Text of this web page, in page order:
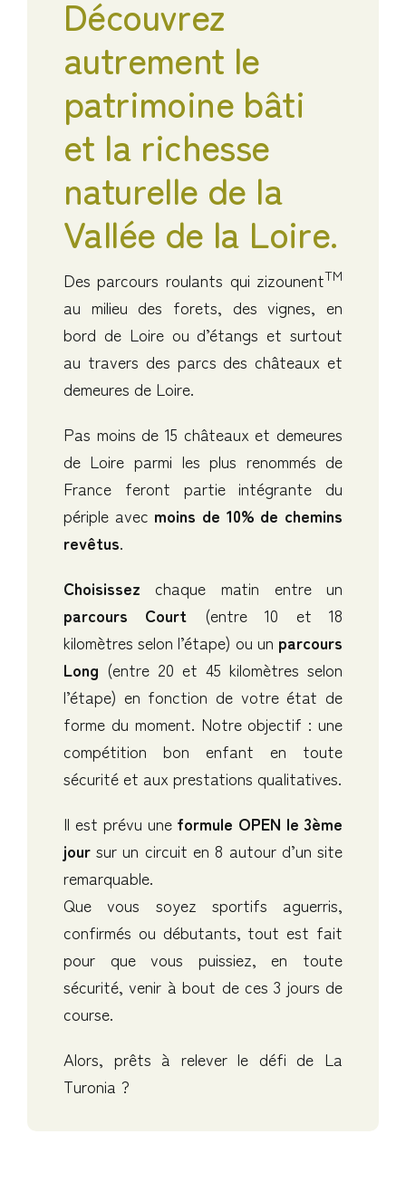
Découvrez
autrement le
patrimoine bâti
et la richesse
naturelle de la
Vallée de la Loire.
Des parcours roulants qui zizounentTM
au milieu des forets, des vignes, en
bord de Loire ou d’étangs et surtout
au travers des parcs des châteaux et
demeures de Loire.
Pas moins de 15 châteaux et demeures
de Loire parmi les plus renommés de
France feront partie intégrante du
périple avec moins de 10% de chemins
revêtus.
Choisissez chaque matin entre un
parcours Court (entre 10 et 18
kilomètres selon l’étape) ou un parcours
Long (entre 20 et 45 kilomètres selon
l’étape) en fonction de votre état de
forme du moment. Notre objectif : une
compétition bon enfant en toute
sécurité et aux prestations qualitatives.
Il est prévu une formule OPEN le 3ème
joursur un circuit en 8 autour d’un site
remarquable.
Que vous soyez sportifs aguerris,
confirmés ou débutants, tout est fait
pour que vous puissiez, en toute
sécurité, venir à bout de ces 3 jours de
course.
Alors, prêts à relever le défi de La
Turonia ?